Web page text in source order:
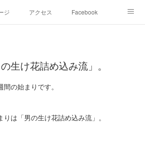
ジ アクセス Facebook
生け花詰め込み流」。
の始まりです。
は「男の生け花詰め込み流」。